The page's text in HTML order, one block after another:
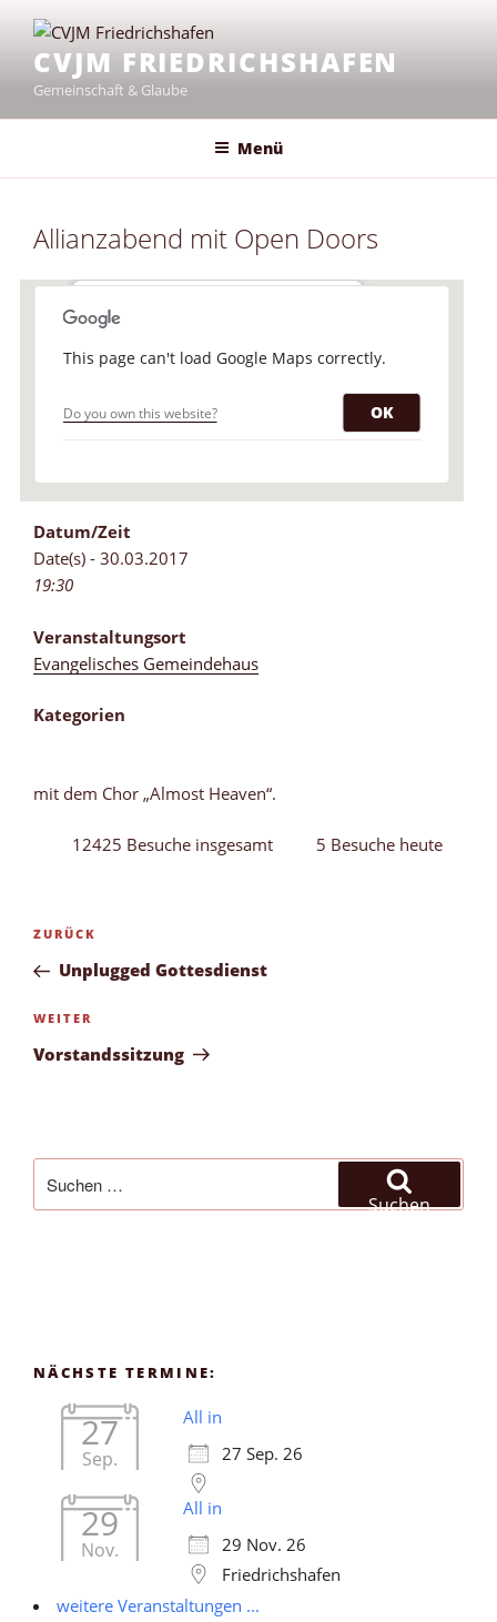
Inhalt
springenCVJM FRIEDRICHSHAFEN
Gemeinschaft & Glaube
Menü
Allianzabend mit Open Doors
Evangelisches Gemeindehaus
Scheffelstr. 15 - Friedrichshafen
This page can't load Google Maps correctly.
Do you own this website? OK
Datum/Zeit
Date(s) - 30.03.2017
19:30
Veranstaltungsort
Evangelisches Gemeindehaus
Kategorien
mit dem Chor „Almost Heaven“.
12425 Besuche insgesamt 5 Besuche heute
Beitragsnavigation
Vorheriger
Beitrag
ZURÜCK
Unplugged Gottesdienst
Nächster
Beitrag
WEITER
Vorstandssitzung
nach:
Suchen
NÄCHSTE TERMINE:
27
Sep.
All in
27 Sep. 26
29
Nov.
All in
29 Nov. 26
Friedrichshafen
weitere Veranstaltungen ...